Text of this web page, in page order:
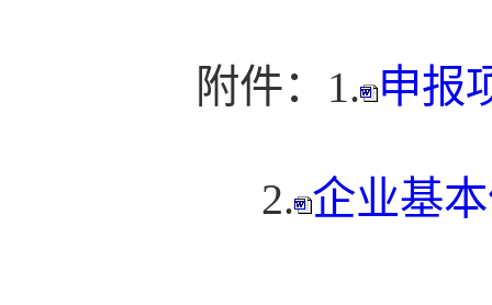
附件：1. 申报
2. 企业基